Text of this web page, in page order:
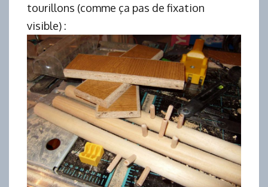
tourillons (comme ça pas de fixation
visible) :